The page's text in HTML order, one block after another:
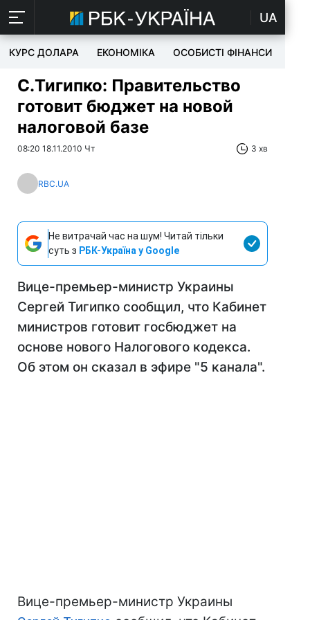
UA
КУРС ДОЛАРА ЕКОНОМІКА ОСОБИСТІ ФІНАНСИ
C.Тигипко: Правительство
готовит бюджет на новой
налоговой базе
08:20 18.11.2010 Чт 3 хв
RBC.UA
Не витрачай час на шум! Читай тільки
суть з РБК-Україна у Google
Вице-премьер-министр Украины
Сергей Тигипко сообщил, что Кабинет
министров готовит госбюджет на
основе нового Налогового кодекса.
Об этом он сказал в эфире "5 канала".
Вице-премьер-министр Украины